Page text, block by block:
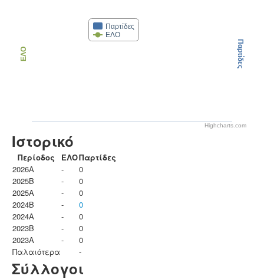
Παρτίδες
ΕΛΟ
ΕΛΟ Παρτίδες
Highcharts.com
Ιστορικό
Περίοδος ΕΛΟΠαρτίδες
2026A
-
0
2025B
-
0
2025A
-
0
2024B
-
0
2024A
-
0
2023B
-
0
2023Α
-
0
Παλαιότερα
-
Σύλλογοι